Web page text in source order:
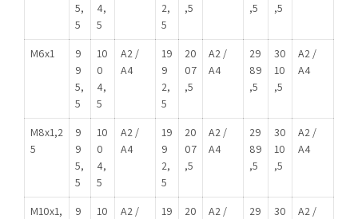
5,
5
4,
5
2,
5
,5
,5
,5
M6x1
9
9
5,
5
10
0
4,
5
A2 /
A4
19
9
2,
5
20
07
,5
A2 /
A4
29
89
,5
30
10
,5
A2 /
A4
M8x1,2
5
9
9
5,
5
10
0
4,
5
A2 /
A4
19
9
2,
5
20
07
,5
A2 /
A4
29
89
,5
30
10
,5
A2 /
A4
M10x1,
9
10
A2 /
19
20
A2 /
29
30
A2 /